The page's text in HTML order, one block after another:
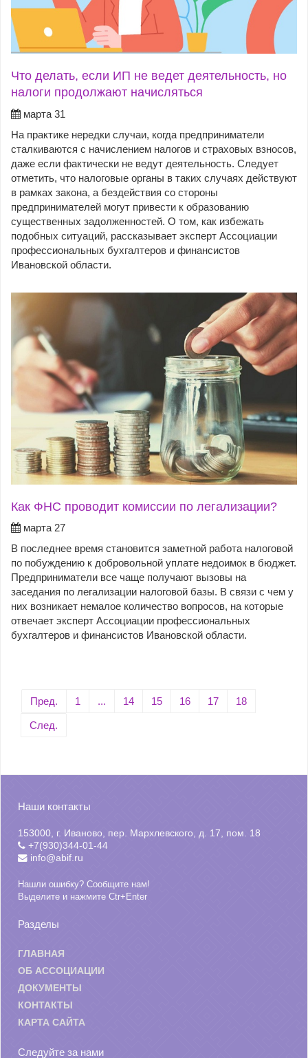
Что делать, если ИП не ведет деятельность, но
налоги продолжают начисляться
марта 31
На практике нередки случаи, когда предприниматели
сталкиваются с начислением налогов и страховых взносов,
даже если фактически не ведут деятельность. Следует
отметить, что налоговые органы в таких случаях действуют
в рамках закона, а бездействия со стороны
предпринимателей могут привести к образованию
существенных задолженностей. О том, как избежать
подобных ситуаций, рассказывает эксперт Ассоциации
профессиональных бухгалтеров и финансистов
Ивановской области.
Как ФНС проводит комиссии по легализации?
марта 27
В последнее время становится заметной работа налоговой
по побуждению к добровольной уплате недоимок в бюджет.
Предприниматели все чаще получают вызовы на
заседания по легализации налоговой базы. В связи с чем у
них возникает немалое количество вопросов, на которые
отвечает эксперт Ассоциации профессиональных
бухгалтеров и финансистов Ивановской области.
Пред. 1 ... 14 15 16 17 18
След.
Наши контакты
153000, г. Иваново, пер. Мархлевского, д. 17, пом. 18
+7(930)344-01-44
info@abif.ru
Нашли ошибку? Сообщите нам!
Выделите и нажмите Ctr+Enter
Разделы
ГЛАВНАЯ
ОБ АССОЦИАЦИИ
ДОКУМЕНТЫ
КОНТАКТЫ
КАРТА САЙТА
Следуйте за нами